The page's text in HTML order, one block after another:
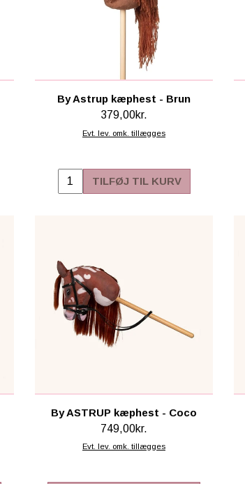
By Astrup kæphest - Brun
379,00kr.
Evt. lev. omk. tillægges
TILFØJ TIL KURV
By ASTRUP kæphest - Coco
749,00kr.
Evt. lev. omk. tillægges